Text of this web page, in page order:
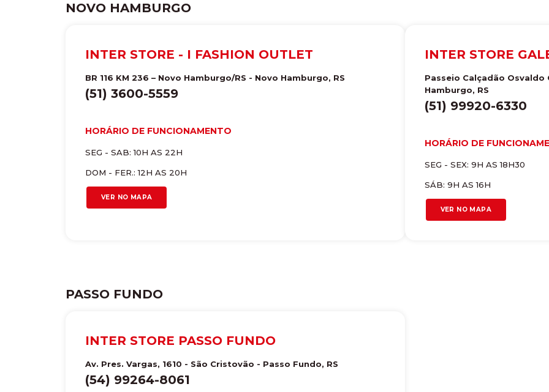
NOVO HAMBURGO
INTER STORE - I FASHION OUTLET
BR 116 KM 236 – Novo Hamburgo/RS - Novo Hamburgo, RS
(51) 3600-5559
HORÁRIO DE FUNCIONAMENTO
SEG - SAB: 10H AS 22H
DOM - FER.: 12H AS 20H
VER NO MAPA
INTER STORE
Passeio Calçadão Osvaldo
Hamburgo, RS
(51) 99920-6330
HORÁRIO DE
SEG - SEX: 9H AS 18H30
SÁB: 9H AS 16H
VER NO MAPA
PASSO FUNDO
INTER STORE PASSO FUNDO
Av. Pres. Vargas, 1610 - São Cristovão - Passo Fundo, RS
(54) 99264-8061